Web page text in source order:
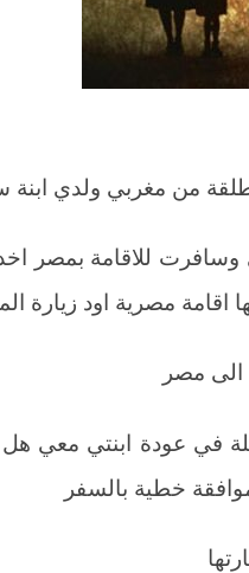
من مغربي ولدي ابنة
للاقامة بمصر
اقامة مصرية اود زيارة
الى مصر
في عودة ابنتي معي هل
خطية بالسفر